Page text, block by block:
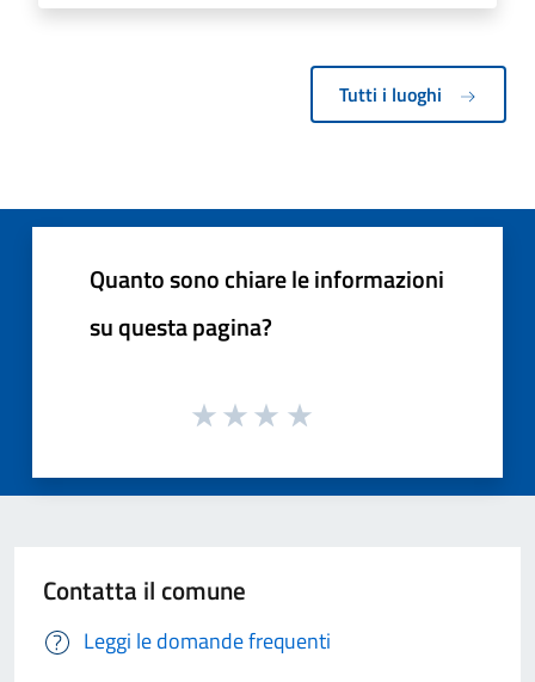
Tutti i luoghi
Quanto sono chiare le informazioni
su questa pagina?
Contatta il comune
Leggi le domande frequenti